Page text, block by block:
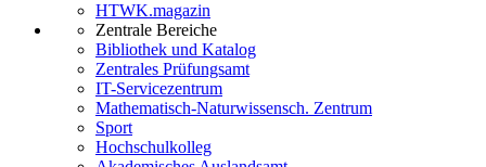
HTWK.magazin
Zentrale Bereiche
Bibliothek und Katalog
Zentrales Prüfungsamt
IT-Servicezentrum
Mathematisch-Naturwissensch. Zentrum
Sport
Hochschulkolleg